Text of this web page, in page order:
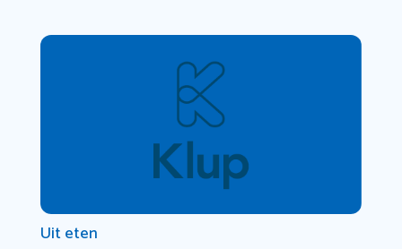
Uit eten